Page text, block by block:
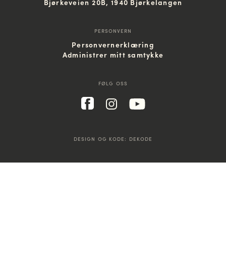
Bjørkeveien 20B, 1940 Bjørkelangen
PERSONVERN
Personvernerklæring
Administrer mitt samtykke
FØLG OSS
DESIGN OG KODE: DEKODE